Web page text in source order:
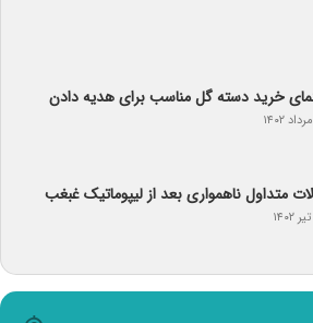
خرید دسته گل مناسب برای هدیه دادن
متداول ناهمواری بعد از لیپوماتیک غبغب